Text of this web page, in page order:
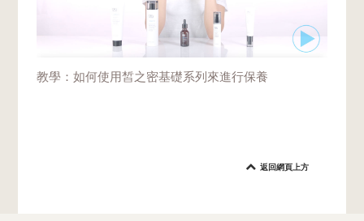
教學：如何使用皙之密基礎系列來進行保養
返回網頁上方